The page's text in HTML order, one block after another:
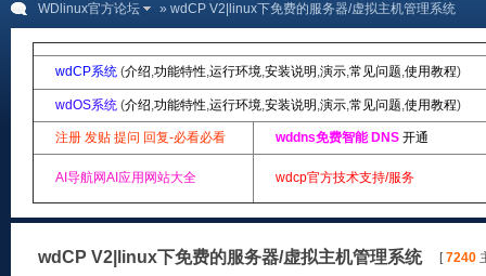
WDlinux官方论坛 » wdCP V2|linux下免费的服务器/虚拟主机管理系统
wdCP系统 (介绍,功能特性,运行环境,安装说明 ,演示,常见问题,使用教程)
wdOS系统 (介绍,功能特性,运行环境,安装说明 ,演示,常见问题,使用教程)
注册 发贴 提问 回复-必看必看 wddns免费智能 DNS 开通
AI导航网AI应用网站大全 wdcp官方技术支持/服务
wdCP V2|linux下免费的服务器/虚拟主机管理系统 [7240